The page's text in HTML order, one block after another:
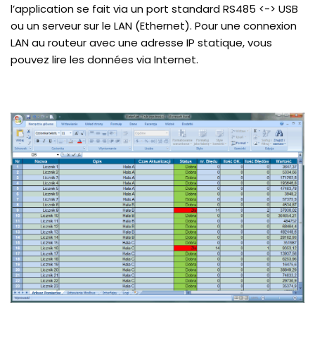
l’application se fait via un port standard RS485 <-> USB
ou un serveur sur le LAN (Ethernet). Pour une connexion
LAN au routeur avec une adresse IP statique, vous
pouvez lire les données via Internet.